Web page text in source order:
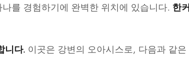
를 경험하기에 완벽한 위치에 있습니다. 한커
니다. 이곳은 강변의 오아시스로, 다음과 같은